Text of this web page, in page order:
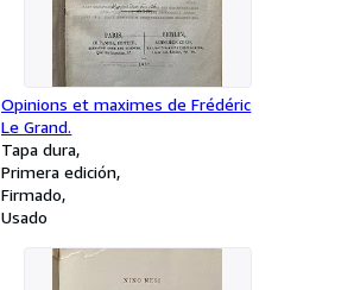
Opinions et maximes de Frédéric
Le Grand.
Tapa dura
Primera edición
Firmado
Usado